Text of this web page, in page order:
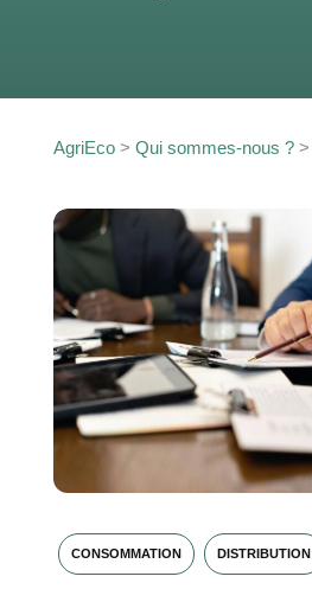
AgriEco > Qui sommes-nous ? >
CONSOMMATION DISTRIBUTION